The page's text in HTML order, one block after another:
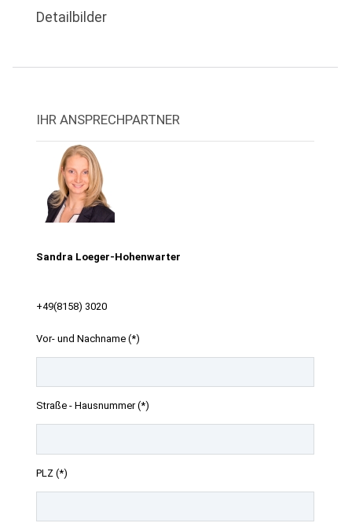
Detailbilder
IHR ANSPRECHPARTNER
Sandra Loeger-Hohenwarter
+49(8158) 3020
Vor- und Nachname (*)
Straße - Hausnummer (*)
PLZ (*)